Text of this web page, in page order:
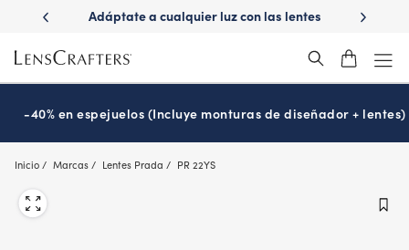
main
content
con
Adáptate a cualquier luz con las lentes
¿Es
-40% en espejuelos (Incluye monturas de diseñador + lentes)
Inicio Marcas Lentes Prada PR 22YS